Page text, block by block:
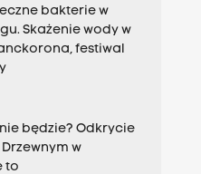
bakterie w
Skażenie wody w
festiwal
będzie? Odkrycie
w
to